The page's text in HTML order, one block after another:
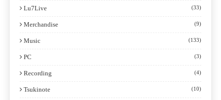
Lu7Live (33)
Merchandise (9)
Music (133)
PC (3)
Recording (4)
Tsukinote (10)